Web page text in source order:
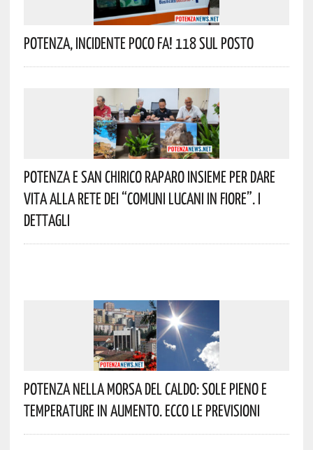
Potenza, Incidente Poco Fa! 118 Sul Posto
Potenza E San Chirico Raparo Insieme Per Dare
Vita Alla Rete Dei “Comuni Lucani In Fiore”. I
Dettagli
Potenza Nella Morsa Del Caldo: Sole Pieno E
Temperature In Aumento. Ecco Le Previsioni